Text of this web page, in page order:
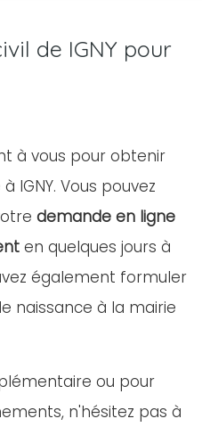
de IGNY pour
à vous pour obtenir
IGNY. Vous pouvez
demande en ligne
en quelques jours à
également formuler
naissance à la mairie
ou pour
n'hésitez pas à